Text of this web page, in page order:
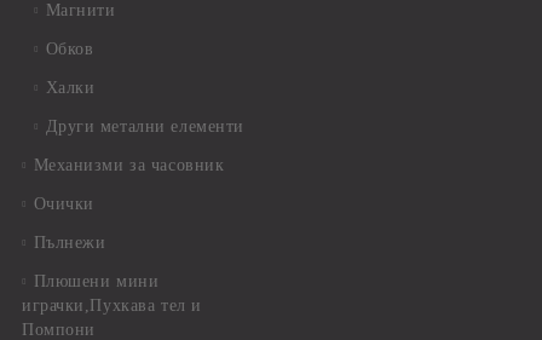
Магнити
Обков
Халки
Други метални елементи
Механизми за часовник
Очички
Пълнежи
Плюшени мини
играчки,Пухкава тел и
Помпони